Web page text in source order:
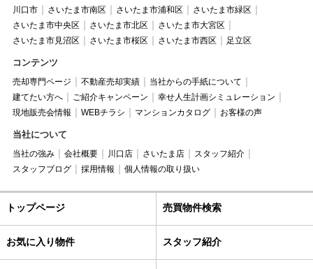
川口市 さいたま市南区 さいたま市浦和区
さいたま市緑区
さいたま市中央区
さいたま市北区
さいたま市大宮区
さいたま市見沼区
さいたま市桜区 さいたま市西区 足立区
コンテンツ
売却専門ページ 不動産売却実績
当社からの手紙について
建てたい方へ
ご紹介キャンペーン
幸せ人生計画シミュレーション
現地販売会情報
WEBチラシ マンションカタログ お客様の声
当社について
当社の強み 会社概要 川口店 さいたま店
スタッフ紹介
スタッフブログ
採用情報 個人情報の取り扱い
トップページ 売買物件検索
お気に入り物件 スタッフ紹介